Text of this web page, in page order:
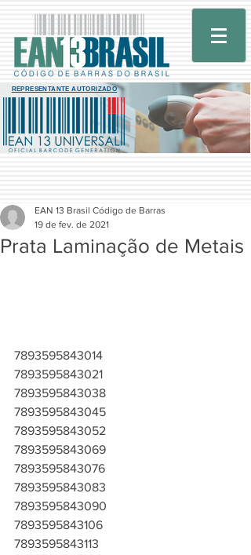
REPRESENTANTE AUTORIZADO
Prata Laminação de Metais
EAN 13 Brasil Código de Barras
19 de fev. de 2021
7893595843014
7893595843021
7893595843038
7893595843045
7893595843052
7893595843069
7893595843076
7893595843083
7893595843090
7893595843106
7893595843113